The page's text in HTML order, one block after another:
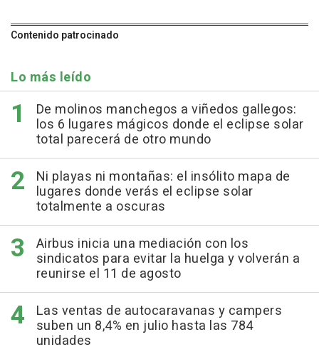
Contenido patrocinado
Lo más leído
De molinos manchegos a viñedos gallegos:
los 6 lugares mágicos donde el eclipse solar
total parecerá de otro mundo
Ni playas ni montañas: el insólito mapa de
lugares donde verás el eclipse solar
totalmente a oscuras
Airbus inicia una mediación con los
sindicatos para evitar la huelga y volverán a
reunirse el 11 de agosto
Las ventas de autocaravanas y campers
suben un 8,4% en julio hasta las 784
unidades